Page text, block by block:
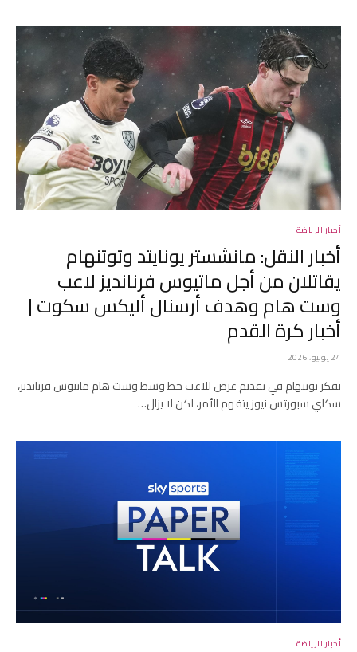
أخبار الرياضة
أخبار النقل: مانشستر يونايتد وتوتنهام
يقاتلان من أجل ماتيوس فرنانديز لاعب
وست هام وهدف أرسنال أليكس سكوت |
أخبار كرة القدم
24 يونيو، 2026
يفكر توتنهام في تقديم عرض للاعب خط وسط وست هام ماتيوس فرنانديز،
سكاي سبورتس نيوز يتفهم الأمر، لكن لا يزال…
أخبار الرياضة